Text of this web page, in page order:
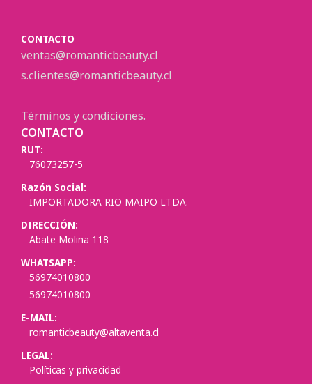
CONTACTO
ventas@romanticbeauty.cl
s.clientes@romanticbeauty.cl
Términos y condiciones.
CONTACTO
RUT:
76073257-5
Razón Social:
IMPORTADORA RIO MAIPO LTDA.
DIRECCIÓN:
Abate Molina 118
WHATSAPP:
56974010800
56974010800
E-MAIL:
romanticbeauty@altaventa.cl
LEGAL:
Políticas y privacidad